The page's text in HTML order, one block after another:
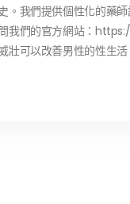
。我們提供個性化的藥
我們的官方網站：
壯可以改善男性的性生